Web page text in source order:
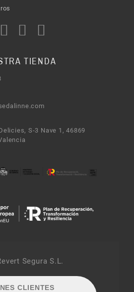
TIENDA
S-3 Nave 1, 46869
Segura S.L.
CLIENTES